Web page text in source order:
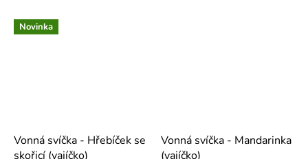
Novinka
Vonná svíčka - Hřebíček se
skořicí (vajíčko)
Vonná svíčka - Mandarinka
(vajíčko)